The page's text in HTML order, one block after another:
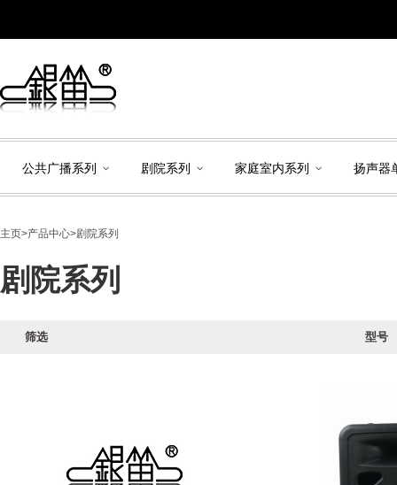
公共广播系列 剧院系列 家庭室内系列 扬声器
主页>产品中心>剧院系列
剧院系列
筛选 型号